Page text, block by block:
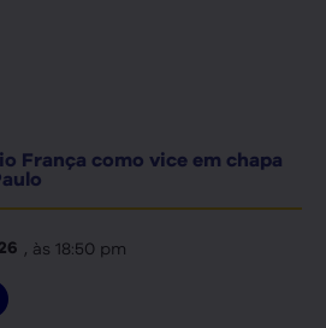
França como vice em chapa
, às 18:50 pm